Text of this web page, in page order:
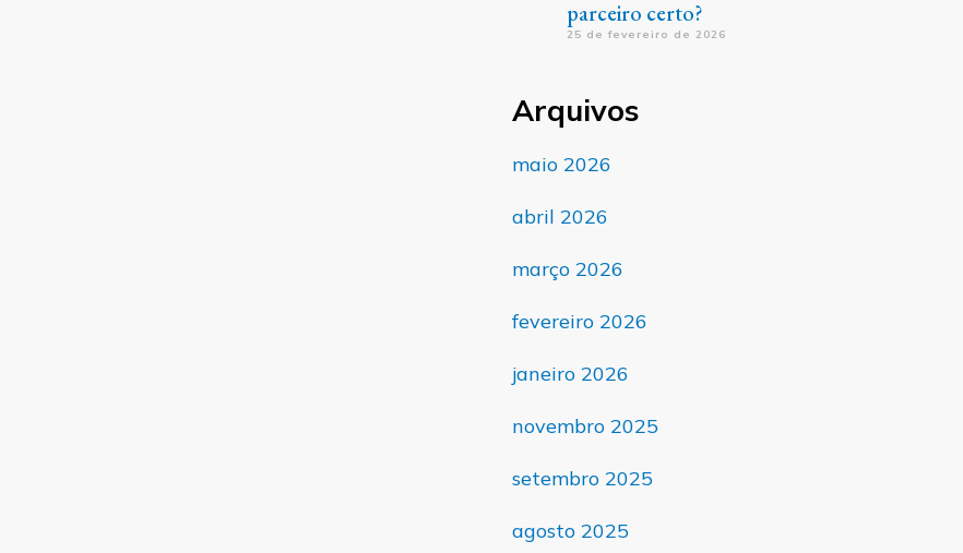
parceiro certo?
25 de fevereiro de 2026
Arquivos
maio 2026
abril 2026
março 2026
fevereiro 2026
janeiro 2026
novembro 2025
setembro 2025
agosto 2025